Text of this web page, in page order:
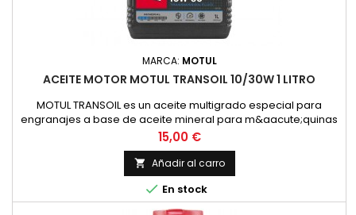
MARCA: MOTUL
ACEITE MOTOR MOTUL TRANSOIL 10/30W 1 LITRO
MOTUL TRANSOIL es un aceite multigrado especial para
engranajes a base de aceite mineral para m&aacute;quinas
de dos tiempos con lubricaci&oacute;n separada de los
engranajes. Corresponde a la recomendaci&oacute;n de
YAMAHA para estas transmisiones.ESPECIFICACIONES /
NORMAS:NORMAS: SAE 10W-30VENTAJAS ESPECIALES:- Permite
un cambio de marchas f&aacute;cil...
Precio
15,00 €
 Añadir al carro
 En stock